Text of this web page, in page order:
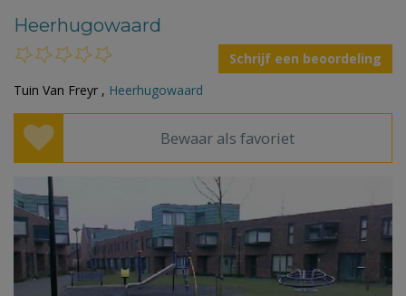
Heerhugowaard
Schrijf een beoordeling
Tuin Van Freyr , Heerhugowaard
Bewaar als favoriet